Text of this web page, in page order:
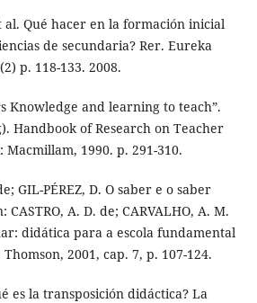
al. Qué hacer en la formación inicial
de secundaria? Rer. Eureka
p. 118-133. 2008.
Knowledge and learning to teach”.
Handbook of Research on Teacher
1990. p. 291-310.
GIL-PÉREZ, D. O saber e o saber
A. D. de; CARVALHO, A. M.
didática para a escola fundamental
2001, cap. 7, p. 107-124.
es la transposición didáctica? La